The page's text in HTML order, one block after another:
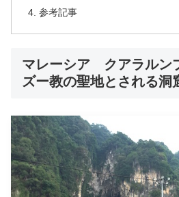
参考記事
マレーシア クアラルン
ズー教の聖地とされる洞